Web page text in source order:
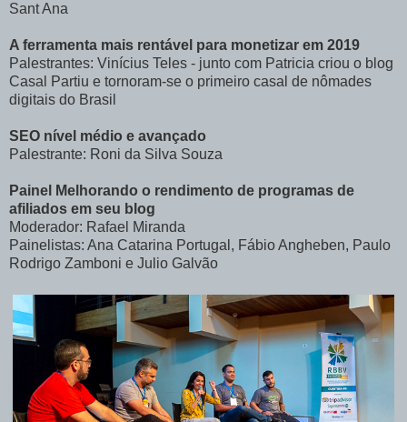
Sant Ana
A ferramenta mais rentável para monetizar em 2019
Palestrantes: Vinícius Teles - junto com Patricia criou o blog
Casal Partiu e tornoram-se o primeiro casal de nômades
digitais do Brasil
SEO nível médio e avançado
Palestrante: Roni da Silva Souza
Painel Melhorando o rendimento de programas de
afiliados em seu blog
Moderador: Rafael Miranda
Painelistas: Ana Catarina Portugal, Fábio Angheben, Paulo
Rodrigo Zamboni e Julio Galvão